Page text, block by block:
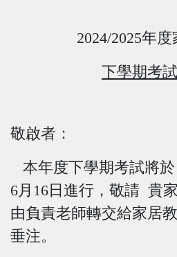
2024/2025年度
下學期考
敬啟者：
本年度下學期考試將於
6月 16日進行 ，敬請 貴
由負責老師轉交給家居
垂注。